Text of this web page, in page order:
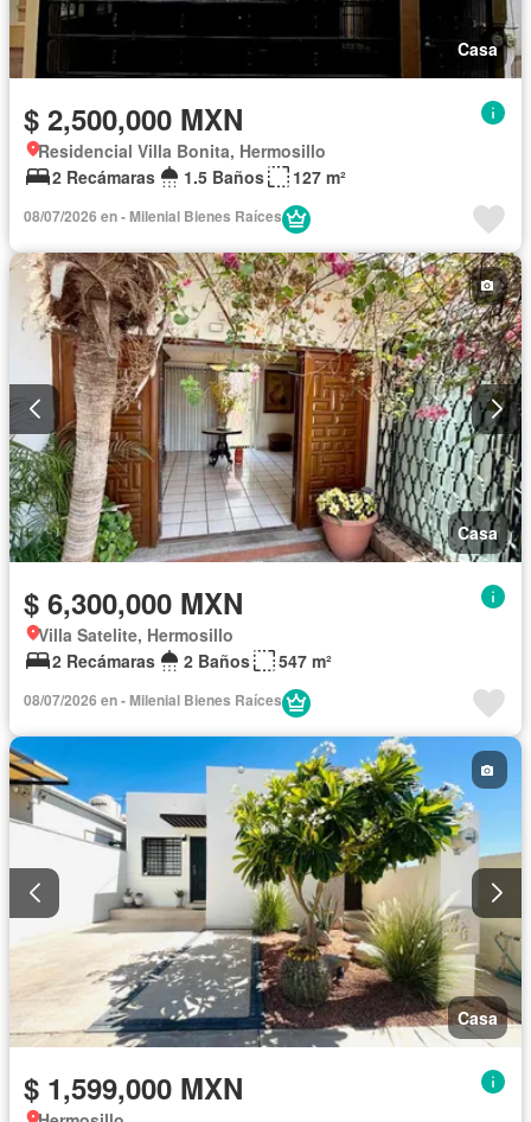
Casa
$ 2,500,000 MXN
Residencial Villa Bonita, Hermosillo
2 Recámaras
1.5 Baños 127 m²
08/07/2026 en - Milenial Bienes Raíces
Casa
$ 6,300,000 MXN
Villa Satelite, Hermosillo
2 Recámaras
2 Baños 547 m²
08/07/2026 en - Milenial Bienes Raíces
Casa
$ 1,599,000 MXN